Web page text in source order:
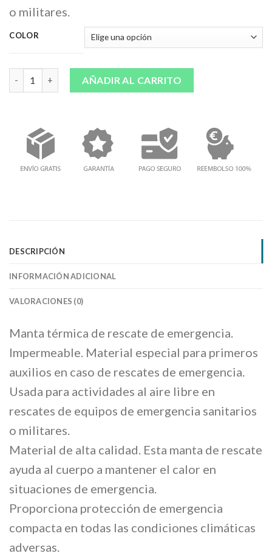
o militares.
COLOR
AÑADIR AL CARRITO
DESCRIPCIÓN
INFORMACIÓN ADICIONAL
VALORACIONES (0)
Manta térmica de rescate de emergencia.
Impermeable. Material especial para primeros
auxilios en caso de rescates de emergencia.
Usada para actividades al aire libre en
rescates de equipos de emergencia sanitarios
o militares.
Material de alta calidad. Esta manta de rescate
ayuda al cuerpo a mantener el calor en
situaciones de emergencia.
Proporciona protección de emergencia
compacta en todas las condiciones climáticas
adversas.